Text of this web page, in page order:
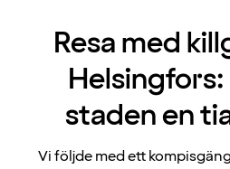
Resa med
Helsingfors:
staden en
Vi följde med ett